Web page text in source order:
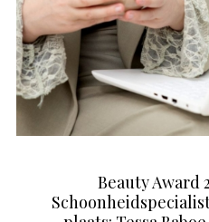
Beauty Award